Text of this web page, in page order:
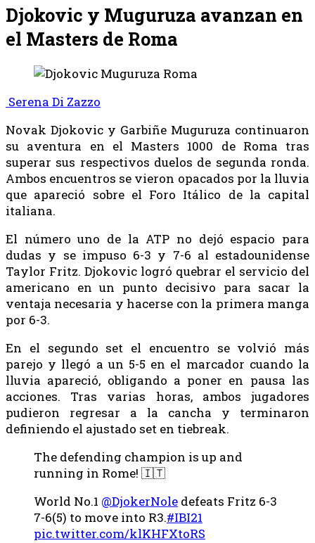
Djokovic y Muguruza avanzan en
el Masters de Roma
Serena Di Zazzo
Novak Djokovic y Garbiñe Muguruza continuaron
su aventura en el Masters 1000 de Roma tras
superar sus respectivos duelos de segunda ronda.
Ambos encuentros se vieron opacados por la lluvia
que apareció sobre el Foro Itálico de la capital
italiana.
El número uno de la ATP no dejó espacio para
dudas y se impuso 6-3 y 7-6 al estadounidense
Taylor Fritz. Djokovic logró quebrar el servicio del
americano en un punto decisivo para sacar la
ventaja necesaria y hacerse con la primera manga
por 6-3.
En el segundo set el encuentro se volvió más
parejo y llegó a un 5-5 en el marcador cuando la
lluvia apareció, obligando a poner en pausa las
acciones. Tras varias horas, ambos jugadores
pudieron regresar a la cancha y terminaron
definiendo el ajustado set en tiebreak.
The defending champion is up and
running in Rome! 🇮🇹
World No.1 @DjokerNole defeats Fritz 6-3
7-6(5) to move into R3.#IBI21
pic.twitter.com/klKHFXtoRS